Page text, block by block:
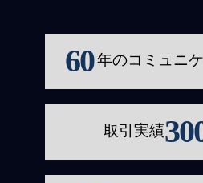
60 年のコミュニ
取引実績